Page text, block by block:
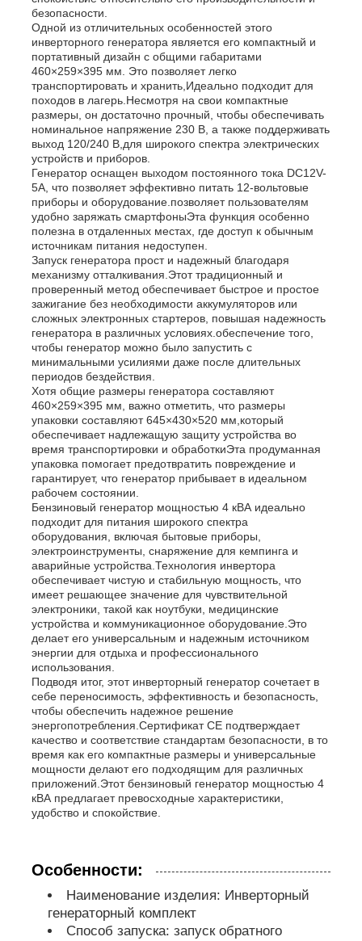
О Компании
Наша фабрика
контроль качества
контактные данные
Новости
Все случаи
Отправить запрос
дизель-генераторная установка
бензиновый генератор
Инверторная генераторная установка
Портативный генераторный набор
Промышленная генераторная установка
Цифровая генераторная установка
Генератор открытых кадров
звукоизоляционный набор генератора
домашний генератор пользы
Набор генератора сени
Генератор с низким уровнем шума
безопасности.
Одной из отличительных особенностей этого
инверторного генератора является его компактный и
портативный дизайн с общими габаритами
460×259×395 мм. Это позволяет легко
транспортировать и хранить,Идеально подходит для
походов в лагерь.Несмотря на свои компактные
размеры, он достаточно прочный, чтобы обеспечивать
номинальное напряжение 230 В, а также поддерживать
выход 120/240 В,для широкого спектра электрических
устройств и приборов.
Генератор оснащен выходом постоянного тока DC12V-
5A, что позволяет эффективно питать 12-вольтовые
приборы и оборудование.позволяет пользователям
удобно заряжать смартфоныЭта функция особенно
полезна в отдаленных местах, где доступ к обычным
источникам питания недоступен.
Запуск генератора прост и надежный благодаря
механизму отталкивания.Этот традиционный и
проверенный метод обеспечивает быстрое и простое
зажигание без необходимости аккумуляторов или
сложных электронных стартеров, повышая надежность
генератора в различных условиях.обеспечение того,
чтобы генератор можно было запустить с
минимальными усилиями даже после длительных
периодов бездействия.
Хотя общие размеры генератора составляют
460×259×395 мм, важно отметить, что размеры
упаковки составляют 645×430×520 мм,который
обеспечивает надлежащую защиту устройства во
время транспортировки и обработкиЭта продуманная
упаковка помогает предотвратить повреждение и
гарантирует, что генератор прибывает в идеальном
рабочем состоянии.
Бензиновый генератор мощностью 4 кВА идеально
подходит для питания широкого спектра
оборудования, включая бытовые приборы,
электроинструменты, снаряжение для кемпинга и
аварийные устройства.Технология инвертора
обеспечивает чистую и стабильную мощность, что
имеет решающее значение для чувствительной
электроники, такой как ноутбуки, медицинские
устройства и коммуникационное оборудование.Это
делает его универсальным и надежным источником
энергии для отдыха и профессионального
использования.
Подводя итог, этот инверторный генератор сочетает в
себе переносимость, эффективность и безопасность,
чтобы обеспечить надежное решение
энергопотребления.Сертификат CE подтверждает
качество и соответствие стандартам безопасности, в то
время как его компактные размеры и универсальные
мощности делают его подходящим для различных
приложений.Этот бензиновый генератор мощностью 4
кВА предлагает превосходные характеристики,
удобство и спокойствие.
Особенности:
Наименование изделия: Инверторный
генераторный комплект
Способ запуска: запуск обратного